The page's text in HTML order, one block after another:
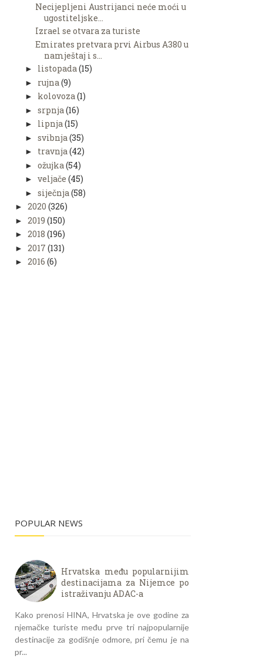
Necijepljeni Austrijanci neće moći u
ugostiteljske...
Izrael se otvara za turiste
Emirates pretvara prvi Airbus A380 u
namještaj i s...
► listopada(15)
► rujna (9)
► kolovoza(1)
► srpnja (16)
► lipnja(15)
► svibnja (35)
► travnja(42)
► ožujka (54)
► veljače (45)
► siječnja (58)
► 2020 (326)
► 2019 (150)
► 2018 (196)
► 2017 (131)
► 2016 (6)
POPULAR NEWS
Hrvatska među popularnijim
destinacijama za Nijemce po
istraživanju ADAC-a
Kako prenosi HINA, Hrvatska je ove godine za
njemačke turiste među prve tri najpopularnije
destinacije za godišnje odmore, pri čemu je na
pr...